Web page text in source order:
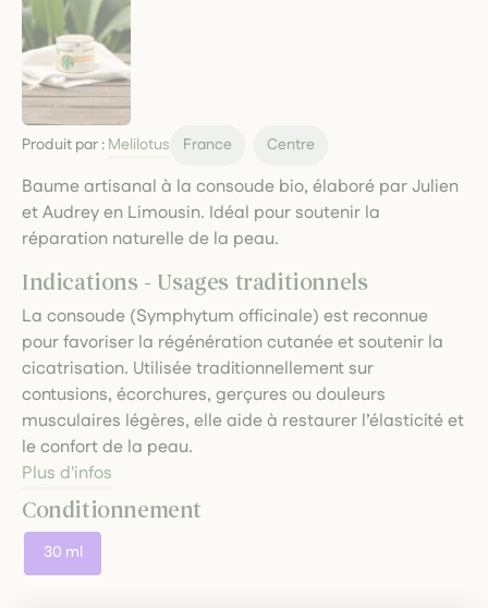
Produit par : Melilotus France Centre
Baume artisanal à la consoude bio, élaboré par Julien
et Audrey en Limousin. Idéal pour soutenir la
réparation naturelle de la peau.
Indications - Usages traditionnels
La consoude (Symphytum officinale) est reconnue
pour favoriser la régénération cutanée et soutenir la
cicatrisation. Utilisée traditionnellement sur
contusions, écorchures, gerçures ou douleurs
musculaires légères, elle aide à restaurer l’élasticité et
le confort de la peau.
Plus d'infos
Conditionnement
30 ml